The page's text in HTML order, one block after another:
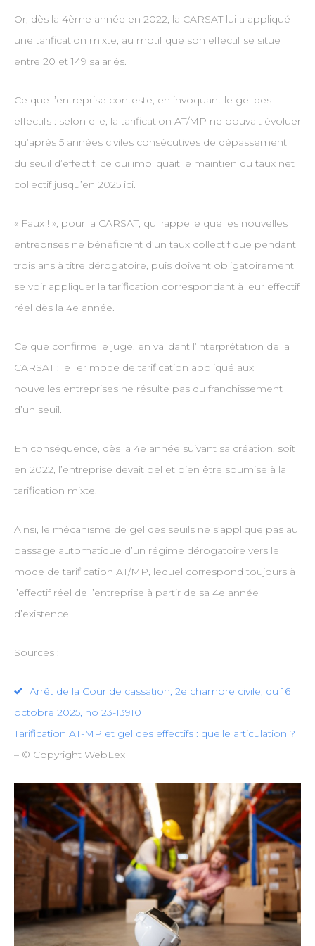
Or, dès la 4ème année en 2022, la CARSAT lui a appliqué
une tarification mixte, au motif que son effectif se situe
entre 20 et 149 salariés.
Ce que l’entreprise conteste, en invoquant le gel des
effectifs : selon elle, la tarification AT/MP ne pouvait évoluer
qu’après 5 années civiles consécutives de dépassement
du seuil d’effectif, ce qui impliquait le maintien du taux net
collectif jusqu’en 2025 ici.
« Faux ! », pour la CARSAT, qui rappelle que les nouvelles
entreprises ne bénéficient d’un taux collectif que pendant
trois ans à titre dérogatoire, puis doivent obligatoirement
se voir appliquer la tarification correspondant à leur effectif
réel dès la 4e année.
Ce que confirme le juge, en validant l’interprétation de la
CARSAT : le 1er mode de tarification appliqué aux
nouvelles entreprises ne résulte pas du franchissement
d’un seuil.
En conséquence, dès la 4e année suivant sa création, soit
en 2022, l’entreprise devait bel et bien être soumise à la
tarification mixte.
Ainsi, le mécanisme de gel des seuils ne s’applique pas au
passage automatique d’un régime dérogatoire vers le
mode de tarification AT/MP, lequel correspond toujours à
l’effectif réel de l’entreprise à partir de sa 4e année
d’existence.
Sources :
Arrêt de la Cour de cassation, 2e chambre civile, du 16
octobre 2025, no 23-13910
Tarification AT-MP et gel des effectifs : quelle articulation ?
– © Copyright WebLex